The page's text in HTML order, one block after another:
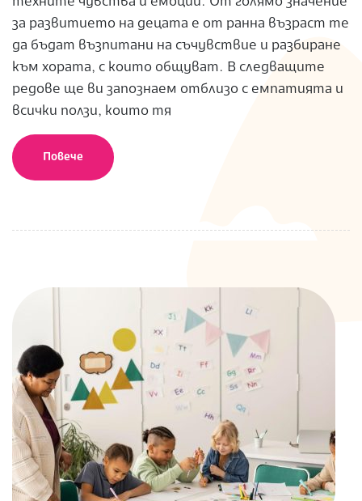
за развитието на децата е от ранна възраст те
да бъдат възпитани на съчувствие и разбиране
към хората, с които общуват. В следващите
редове ще ви запознаем отблизо с емпатията и
всички ползи, които тя
Повече